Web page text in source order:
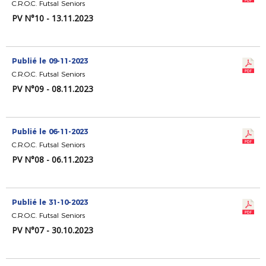
C.R.O.C. Futsal Seniors
PV N°10 - 13.11.2023
Publié le 09-11-2023
C.R.O.C. Futsal Seniors
PV N°09 - 08.11.2023
Publié le 06-11-2023
C.R.O.C. Futsal Seniors
PV N°08 - 06.11.2023
Publié le 31-10-2023
C.R.O.C. Futsal Seniors
PV N°07 - 30.10.2023